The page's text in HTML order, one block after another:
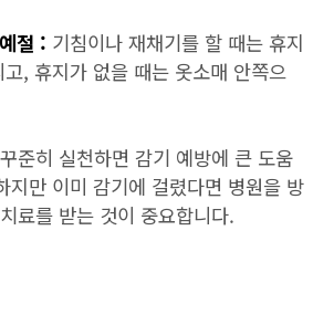
절 : 기침이나 재채기를 할 때는 휴지
, 휴지가 없을 때는 옷소매 안쪽으
준히 실천하면 감기 예방에 큰 도움
지만 이미 감기에 걸렸다면 병원을 방
료를 받는 것이 중요합니다.